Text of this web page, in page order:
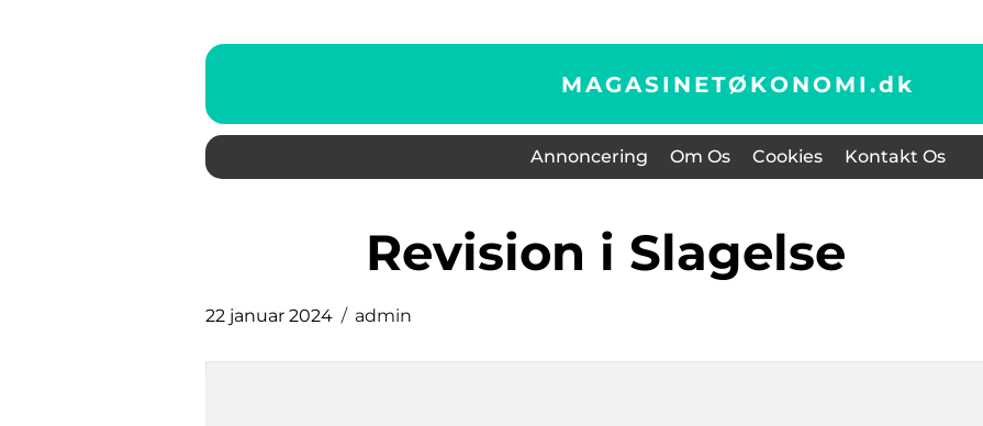
MAGASINETØKONOMI.dk
Annoncering Om Os Cookies Kontakt Os
revision i Slagelse
22 januar 2024 admin